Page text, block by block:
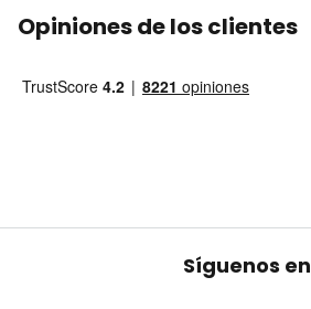
Opiniones de los clientes
Síguenos en